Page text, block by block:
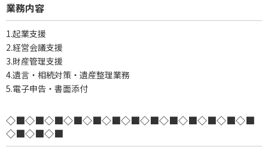
業務内容
1.起業支援
2.経営会議支援
3.財産管理支援
4.遺言・相続対策・遺産整理業務
5.電子申告・書面添付
◇■◇■◇■◇■◇■◇■◇■◇■◇■◇■◇■◇■◇■
◇■◇■◇■